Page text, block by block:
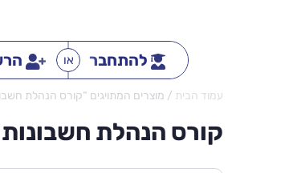
להתחבר או
עמוד הבית / מוצרים המתויגים “קורס הנהלת
קורס הנהלת חשבונות